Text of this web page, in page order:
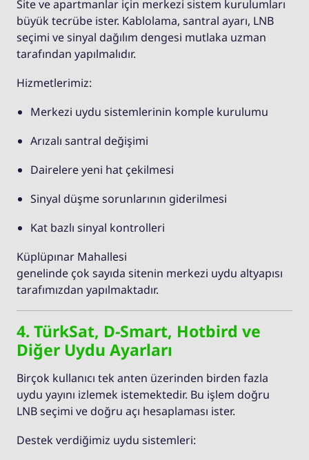
Site ve apartmanlar için merkezi sistem kurulumları
büyük tecrübe ister. Kablolama, santral ayarı, LNB
seçimi ve sinyal dağılım dengesi mutlaka uzman
tarafından yapılmalıdır.
Hizmetlerimiz:
Merkezi uydu sistemlerinin komple kurulumu
Arızalı santral değişimi
Dairelere yeni hat çekilmesi
Sinyal düşme sorunlarının giderilmesi
Kat bazlı sinyal kontrolleri
Küplüpınar Mahallesi
genelinde çok sayıda sitenin merkezi uydu altyapısı
tarafımızdan yapılmaktadır.
4. TürkSat, D-Smart, Hotbird ve
Diğer Uydu Ayarları
Birçok kullanıcı tek anten üzerinden birden fazla
uydu yayını izlemek istemektedir. Bu işlem doğru
LNB seçimi ve doğru açı hesaplaması ister.
Destek verdiğimiz uydu sistemleri: